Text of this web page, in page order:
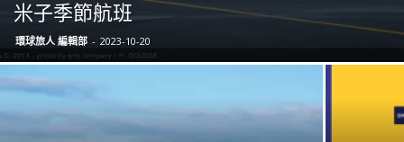
米子季節航班
環球旅人 編輯部 - 2023-10-20